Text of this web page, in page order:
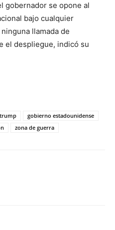
gobernador se opone al
bajo cualquier
llamada de
el despliegue, indicó su
gobierno estadounidense
zona de guerra